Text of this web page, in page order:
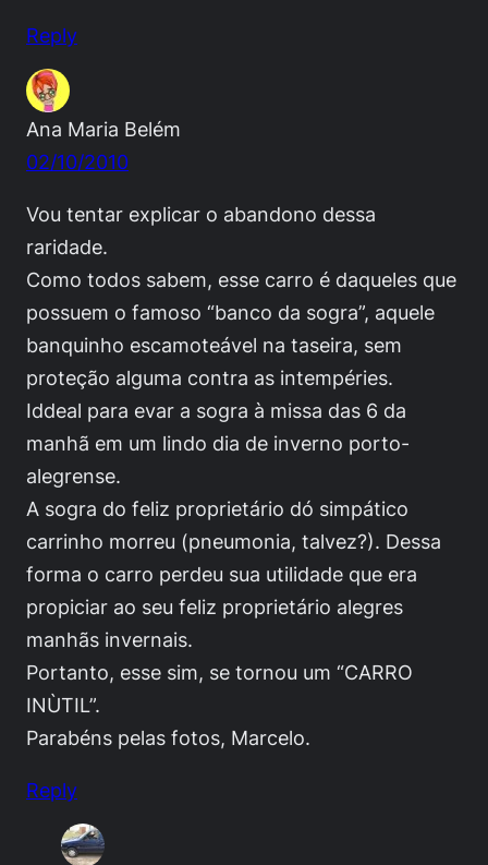
Reply
Ana Maria Belém
02/10/2010
Vou tentar explicar o abandono dessa
raridade.
Como todos sabem, esse carro é daqueles que
possuem o famoso “banco da sogra”, aquele
banquinho escamoteável na taseira, sem
proteção alguma contra as intempéries.
Iddeal para evar a sogra à missa das 6 da
manhã em um lindo dia de inverno porto-
alegrense.
A sogra do feliz proprietário dó simpático
carrinho morreu (pneumonia, talvez?). Dessa
forma o carro perdeu sua utilidade que era
propiciar ao seu feliz proprietário alegres
manhãs invernais.
Portanto, esse sim, se tornou um “CARRO
INÙTIL”.
Parabéns pelas fotos, Marcelo.
Reply